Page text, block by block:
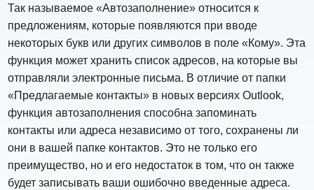
Так называемое «Автозаполнение» относится к
предложениям, которые появляются при вводе
некоторых букв или других символов в поле «Кому». Эта
функция может хранить список адресов, на которые вы
отправляли электронные письма. В отличие от папки
«Предлагаемые контакты» в новых версиях Outlook,
функция автозаполнения способна запоминать
контакты или адреса независимо от того, сохранены ли
они в вашей папке контактов. Это не только его
преимущество, но и его недостаток в том, что он также
будет записывать ваши ошибочно введенные адреса.